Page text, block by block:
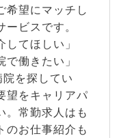
希望にマッチし
ビスです。
してほしい」
で働きたい」
院を探してい
望をキャリアパ
。常勤求人はも
のお仕事紹介も